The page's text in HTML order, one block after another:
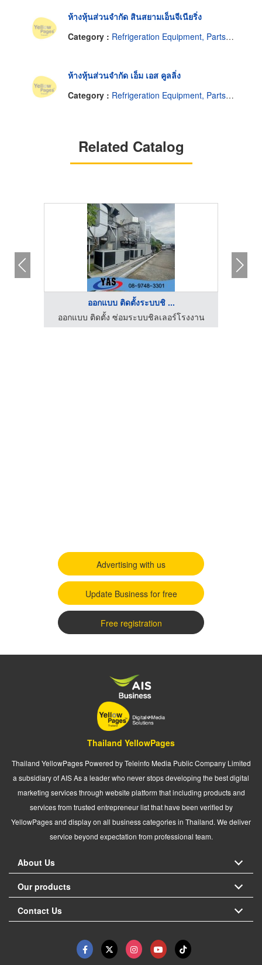
ห้างหุ้นส่วนจำกัด สินสยามเอ็นจีเนียริ่ง
Category : Refrigeration Equipment, Parts & Supplies-Wholesale & Manufacturers
ห้างหุ้นส่วนจำกัด เอ็ม เอส คูลลิ่ง
Category : Refrigeration Equipment, Parts & Supplies-Wholesale & Manufacturers
Related Catalog
ออกแบบ ติดตั้งระบบชิ ...
ออกแบบ ติดตั้ง ซ่อมระบบชิลเลอร์โรงงาน
Advertising with us
Update Business for free
Free registration
Thailand YellowPages
Thailand YellowPages Powered by Teleinfo Media Public Company Limited
a subsidiary of AIS As a leader who never stops developing the best digital
marketing services through website platform that including products and
services from trusted entrepreneur list that have been verified by
YellowPages and display on all business categories in Thailand. We deliver
service beyond expectation from professional team.
About Us
Our products
Contact Us